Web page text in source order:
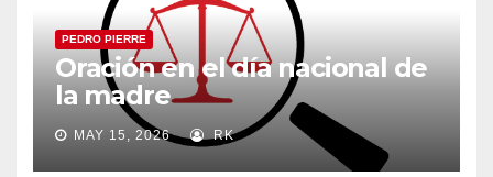
PEDRO PIERRE
Oración en el día nacional de
la madre
MAY 15, 2026 RK